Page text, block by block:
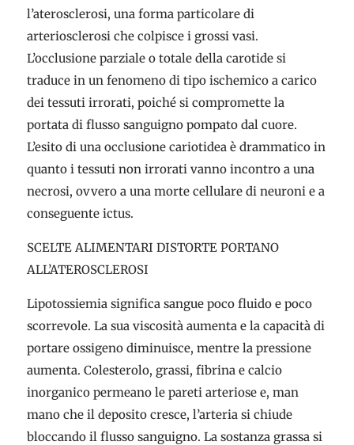
l’aterosclerosi, una forma particolare di
arteriosclerosi che colpisce i grossi vasi.
L’occlusione parziale o totale della carotide si
traduce in un fenomeno di tipo ischemico a carico
dei tessuti irrorati, poiché si compromette la
portata di flusso sanguigno pompato dal cuore.
L’esito di una occlusione cariotidea è drammatico in
quanto i tessuti non irrorati vanno incontro a una
necrosi, ovvero a una morte cellulare di neuroni e a
conseguente ictus.
SCELTE ALIMENTARI DISTORTE PORTANO
ALL’ATEROSCLEROSI
Lipotossiemia significa sangue poco fluido e poco
scorrevole. La sua viscosità aumenta e la capacità di
portare ossigeno diminuisce, mentre la pressione
aumenta. Colesterolo, grassi, fibrina e calcio
inorganico permeano le pareti arteriose e, man
mano che il deposito cresce, l’arteria si chiude
bloccando il flusso sanguigno. La sostanza grassa si